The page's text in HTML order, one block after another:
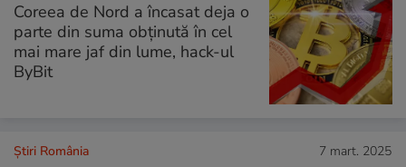
Coreea de Nord a încasat deja o
parte din suma obținută în cel
mai mare jaf din lume, hack-ul
ByBit
Știri România 7 mart. 2025